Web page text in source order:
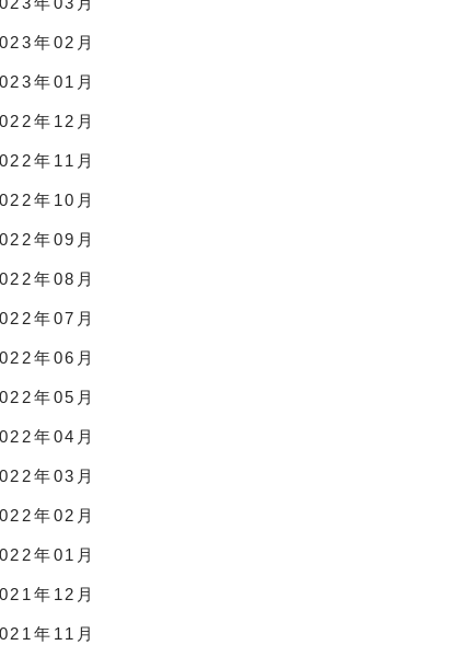
年02月
年01月
年12月
年11月
年10月
年09月
年08月
年07月
年06月
年05月
年04月
年03月
年02月
年01月
年12月
年11月